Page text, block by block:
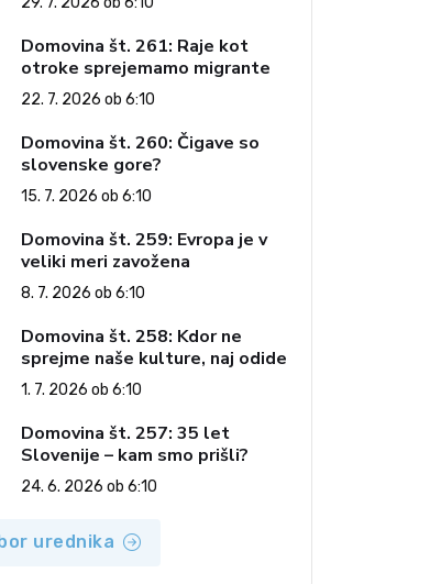
Domovina št. 261: Raje kot
otroke sprejemamo migrante
22. 7. 2026 ob 6:10
Domovina št. 260: Čigave so
slovenske gore?
15. 7. 2026 ob 6:10
Domovina št. 259: Evropa je v
veliki meri zavožena
8. 7. 2026 ob 6:10
Domovina št. 258: Kdor ne
sprejme naše kulture, naj odide
1. 7. 2026 ob 6:10
Domovina št. 257: 35 let
Slovenije – kam smo prišli?
24. 6. 2026 ob 6:10
urednika